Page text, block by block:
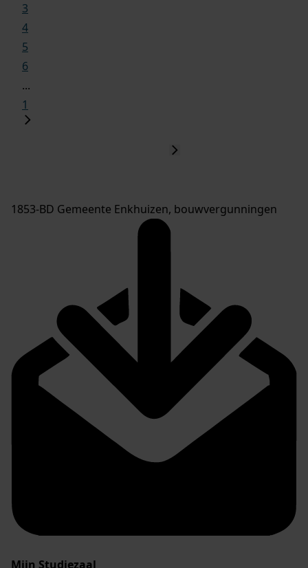
3
4
5
6
...
1
1853-BD Gemeente Enkhuizen, bouwvergunningen
Mijn Studiezaal